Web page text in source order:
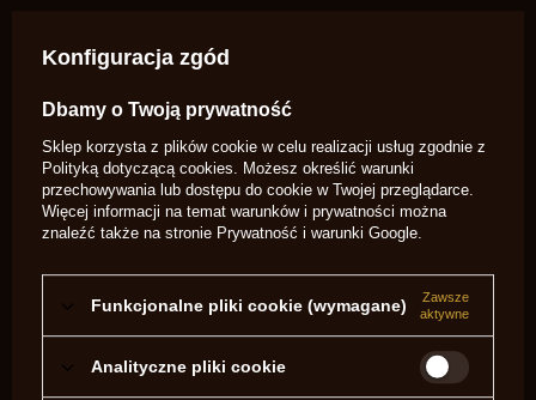
Potrzebujesz pomocy? Masz pytania?
niezwłocznie, najciekawsze pytania i
odpowiedzi publikując dla innych.
NAPISZ SWOJĄ OPINIĘ
5/5
Treść twojej opinii
Konfiguracja zgód
Dbamy o Twoją prywatność
Sklep korzysta z plików cookie w celu realizacji usług zgodnie z
Polityką dotyczącą cookies. Możesz określić warunki
przechowywania lub dostępu do cookie w Twojej przeglądarce.
Więcej informacji na temat warunków i prywatności można
znaleźć także na stronie Prywatność i warunki Google.
Funkcjonalne pliki cookie (wymagane)
Zawsze
aktywne
Analityczne pliki cookie